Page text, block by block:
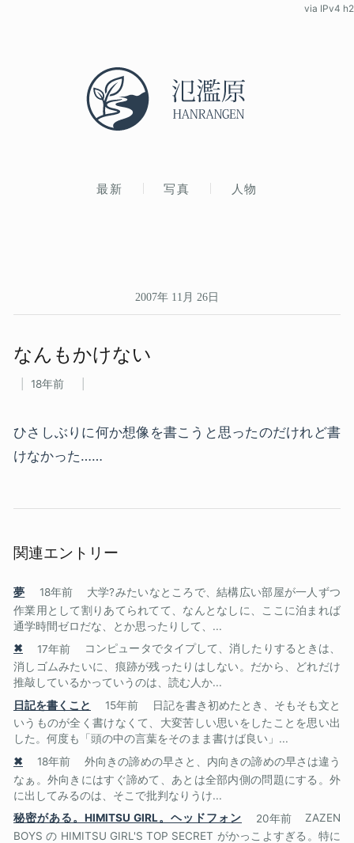
最新 写真 人物
via IPv4 h2
2007年 11月 26日
なんも​かけない
18年前
ひさしぶりに何か想像を書こうと思ったのだけれど書
けなかった……
関連エントリー
夢 18年前
大学?みたいなところで、結構広い部屋が一人ずつ
作業用として割りあてられてて、なんとなしに、ここに泊まれば
通学時間ゼロだな、とか思ったりして、...
✖
17年前
コンピュータでタイプして、消したりするときは、
消しゴムみたいに、痕跡が残ったりはしない。だから、どれだけ
推敲しているかっていうのは、読む人か...
日記を書くこと
15年前
日記を書き初めたとき、そもそも文と
いうものが全く書けなくて、大変苦しい思いをしたことを思い出
した。何度も「頭の中の言葉をそのまま書けば良い」...
✖
18年前
外向きの諦めの早さと、内向きの諦めの早さは違う
なぁ。外向きにはすぐ諦めて、あとは全部内側の問題にする。外
に出してみるのは、そこで批判なりうけ...
秘密がある。HIMITSU GIRL。ヘッドフォン
20年前
ZAZEN
BOYS の HIMITSU GIRL'S TOP SECRET がかっこよすぎる。特に